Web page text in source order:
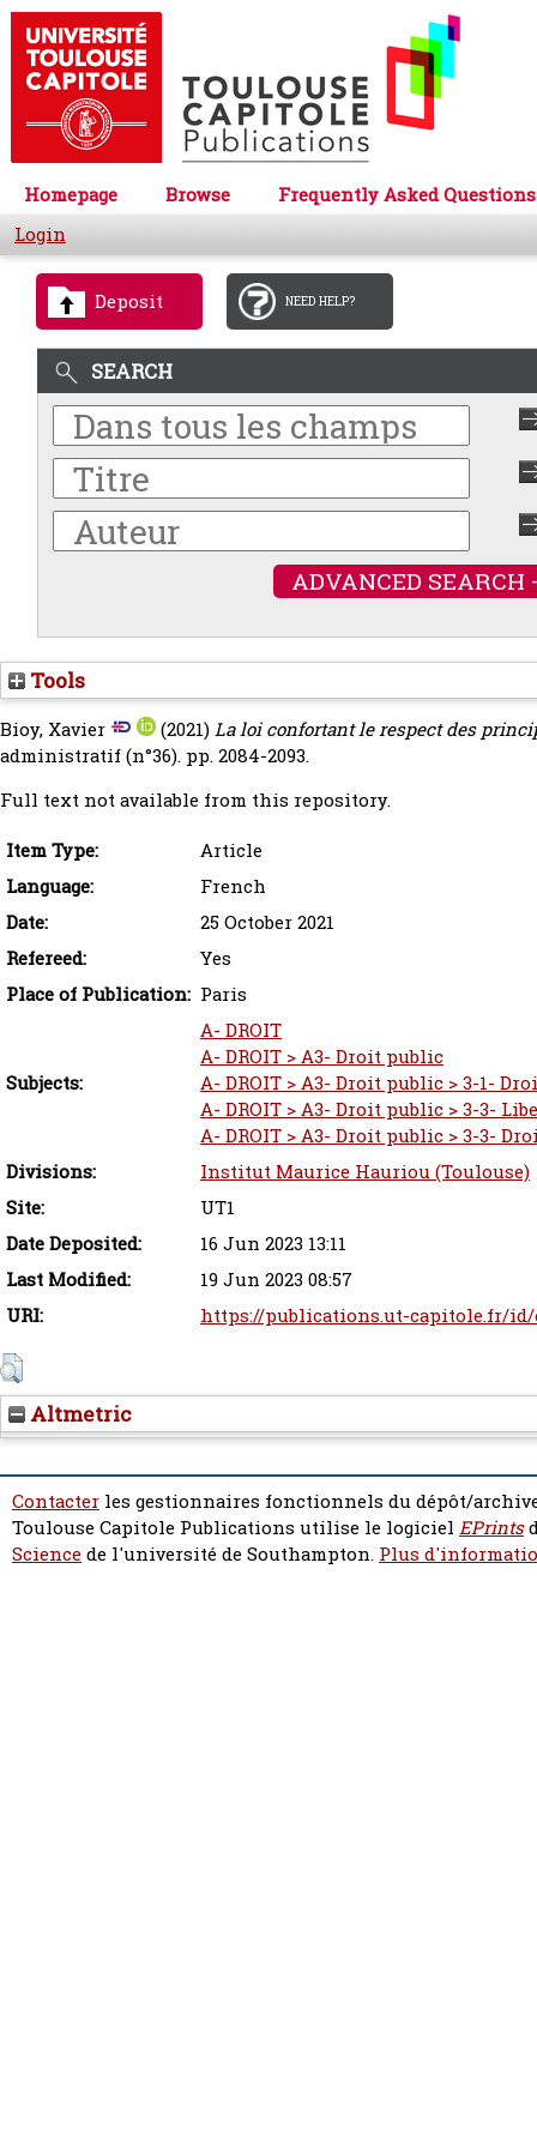
Homepage Browse
Frequently Asked Questions
Login
Deposit NEED HELP?
SEARCH
ADVANCED SEARCH
Tools
Bioy, Xavier (2021)La loi confortant le respect des
administratif (n°36). pp. 2084-2093.
Full text not available from this repository.
Item Type:
Article
Language:
French
Date:
25 October 2021
Refereed:
Yes
Place of Publication: Paris
Subjects:
A- DROIT
A- DROIT > A3- Droit public
A- DROIT > A3- Droit public > 3-1-
A- DROIT > A3- Droit public > 3-3-
A- DROIT > A3- Droit public > 3-3-
Divisions:
Institut Maurice Hauriou (Toulouse)
Site:
UT1
Date Deposited:
16 Jun 2023 13:11
Last Modified:
19 Jun 2023 08:57
URI:
https://publications.ut-capitole.fr/
Altmetric
Contacter les gestionnaires fonctionnels du dépôt/
Toulouse Capitole Publications utilise le logiciel EPrints
Sciencede l'université de Southampton. Plus